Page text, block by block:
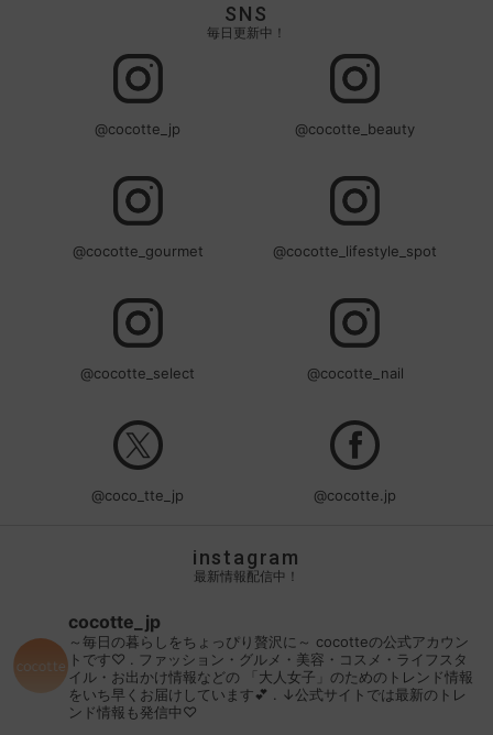
SNS
毎日更新中！
@cocotte_jp @cocotte_beauty
@cocotte_gourmet @cocotte_lifestyle_spot
@cocotte_select @cocotte_nail
@coco_tte_jp @cocotte.jp
instagram
最新情報配信中！
cocotte_jp
～毎日の暮らしをちょっぴり贅沢に～ cocotteの公式アカウン
トです♡
ファッション・グルメ・美容・コスメ・ライフスタ
イル・お出かけ情報などの 「大人女子」のためのトレンド情報
をいち早くお届けしています💕
↓公式サイトでは最新のトレ
ンド情報も発信中♡